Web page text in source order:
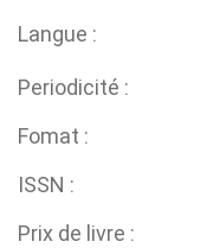
Langue
Periodicité
Fomat
ISSN
Prix de livre